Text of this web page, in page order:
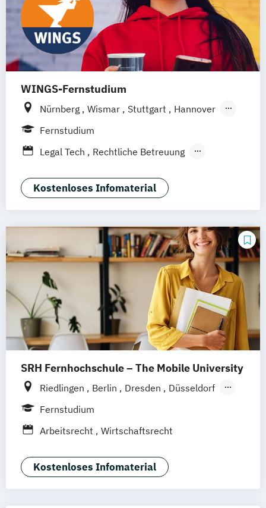
WINGS-Fernstudium
Nürnberg Wismar Stuttgart
Hannover
Leipzig
Frankfurt am Main
Dortmund
Bonn
Fernstudium
Legal Tech
Rechtliche Betreuung
Kostenloses Infomaterial
SRH Fernhochschule – The Mobile University
Riedlingen Berlin Dresden
Düsseldorf
Hamburg
Mannheim
Wertheim Wien
Frankfurt am Main Hamm
Fernstudium
Arbeitsrecht
Wirtschaftsrecht
Kostenloses Infomaterial